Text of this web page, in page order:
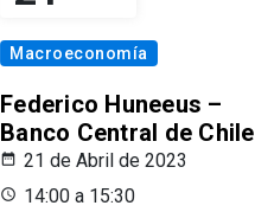
Macroeconomía
Federico Huneeus –
Banco Central de Chile
21 de Abril de 2023
14:00 a 15:30